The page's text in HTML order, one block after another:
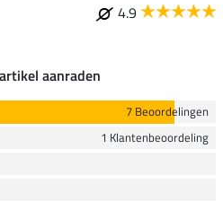
4.9
aanraden
7 Beoordelingen
1 Klantenbeoordeling